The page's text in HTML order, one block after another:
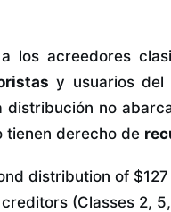
los acreedores
y usuarios del
distribución no
tienen derecho de
distribution of
(Classes 2,